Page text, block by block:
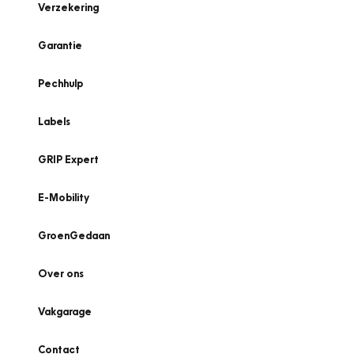
Verzekering
Garantie
Pechhulp
Labels
GRIP Expert
E-Mobility
GroenGedaan
Over ons
Vakgarage
Contact